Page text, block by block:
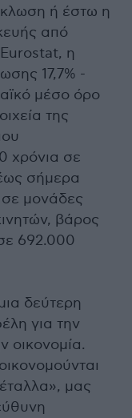
ή έστω η
από
η
17,7% -
μέσο όρο
της
χρόνια σε
σήμερα
σε μονάδες
βάρος
σε 692.000
δεύτερη
για την
οικονομία.
μας